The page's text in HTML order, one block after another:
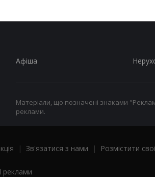
Афіша
Матеріали, що позначені знаками
реклами.
| Зв'язатися з нами | Розмістити
реклами